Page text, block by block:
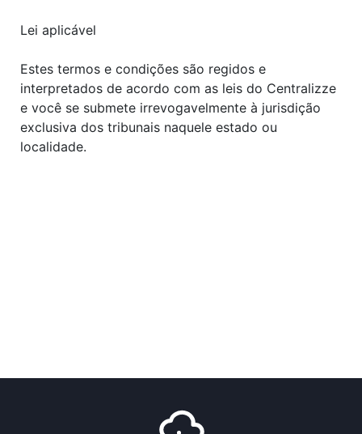
Lei aplicável
Estes termos e condições são regidos e
interpretados de acordo com as leis do Centralizze
e você se submete irrevogavelmente à jurisdição
exclusiva dos tribunais naquele estado ou
localidade.